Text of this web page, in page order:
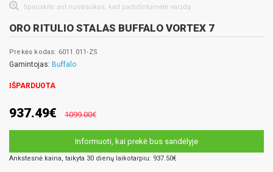
Spauskite ant nuotraukos, kad padidintumėte vaizdą
ORO RITULIO STALAS BUFFALO VORTEX 7
Prekės kodas: 6011.011-ZS
Gamintojas: Buffalo
IŠPARDUOTA
937.49€ 1099.00€
Informuoti, kai prekė bus sandėlyje
Ankstesnė kaina, taikyta 30 dienų laikotarpiu: 937.50€